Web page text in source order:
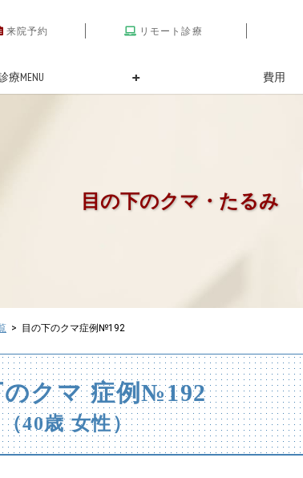
来院予約 リモート診療
療MENU 費用
目の下のクマ・たるみ
> 目の下のクマ症例№192
のクマ 症例№192
（40歳 女性）